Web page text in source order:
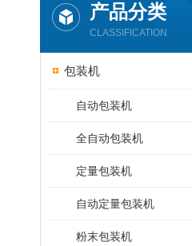
产品分类
CLASSIFICATION
包装机
自动包装机
全自动包装机
定量包装机
自动定量包装机
粉末包装机